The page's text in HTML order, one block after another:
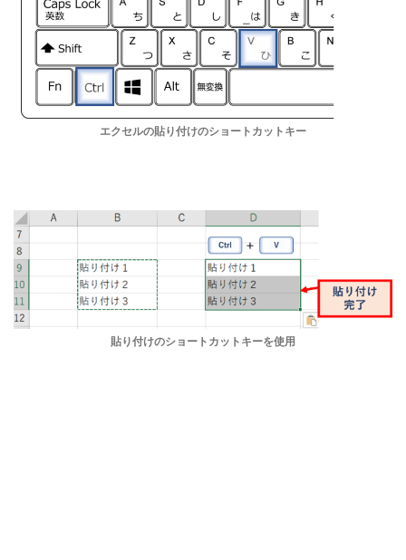
エクセルの貼り付けのショートカットキー
貼り付けのショートカットキーを使用